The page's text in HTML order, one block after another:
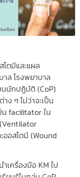
ตมีและแผล
ล โรงพยาบาล
นักปฏิบัติ (CoP)
ง ๆ ไม่ว่าจะเป็น
facilitator ใน
ออสโตมี (Wound
เครื่องมือ KM ไป